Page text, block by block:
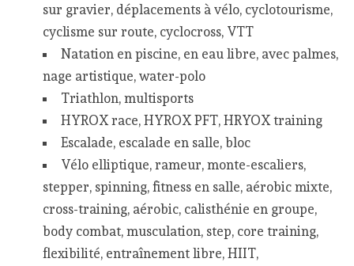
sur gravier, déplacements à vélo, cyclotourisme,
cyclisme sur route, cyclocross, VTT
Natation en piscine, en eau libre, avec palmes,
nage artistique, water-polo
Triathlon, multisports
HYROX race, HYROX PFT, HRYOX training
Escalade, escalade en salle, bloc
Vélo elliptique, rameur, monte-escaliers,
stepper, spinning, fitness en salle, aérobic mixte,
cross-training, aérobic, calisthénie en groupe,
body combat, musculation, step, core training,
flexibilité, entraînement libre, HIIT,